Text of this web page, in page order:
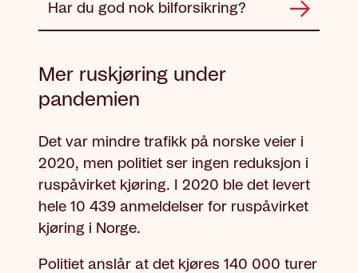
Har du god nok bilforsikring?
Mer ruskjøring under
pandemien
Det var mindre trafikk på norske veier i
2020, men politiet ser ingen reduksjon i
ruspåvirket kjøring. I 2020 ble det levert
hele 10 439 anmeldelser for ruspåvirket
kjøring i Norge.
Politiet anslår at det kjøres 140 000 turer